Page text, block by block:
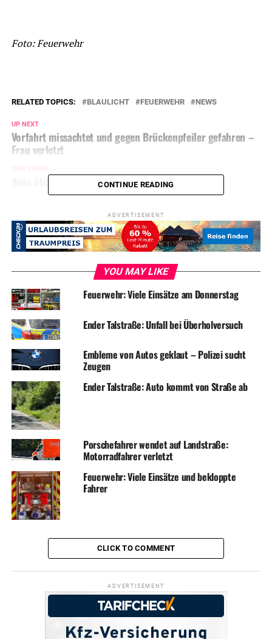
Foto: Feuerwehr
RELATED TOPICS: BLAULICHT FEUERWEHR NEWS
UP NEXT
Vorfahrt missachtet und gegen Brückenpfeiler gefahren –
Frau verletzt
Auto übersehen: Zwei Verletzte nach Unfall
CONTINUE READING
ADVERTISEMENT
YOU MAY LIKE
Feuerwehr: Viele Einsätze am Donnerstag
Ender Talstraße: Unfall bei Überholversuch
Embleme von Autos geklaut – Polizei sucht
Zeugen
Ender Talstraße: Auto kommt von Straße ab
Porschefahrer wendet auf Landstraße:
Motorradfahrer verletzt
Feuerwehr: Viele Einsätze und bekloppte
Fahrer
CLICK TO COMMENT
ADVERTISEMENT